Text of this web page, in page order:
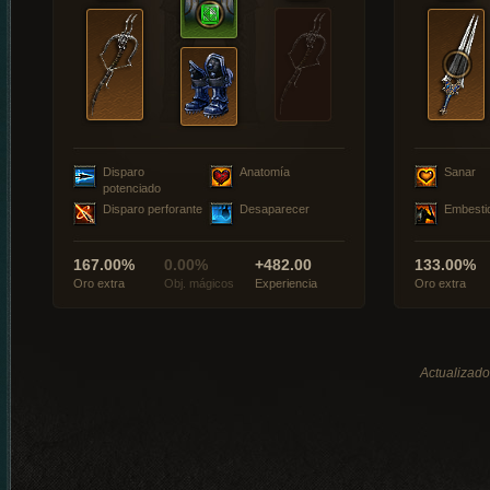
Disparo
potenciado
Anatomía
Disparo perforante Desaparecer
167.00%
Oro extra
0.00%
Obj. mágicos
+482.00
Experiencia
Sanar
133.00%
Oro extra